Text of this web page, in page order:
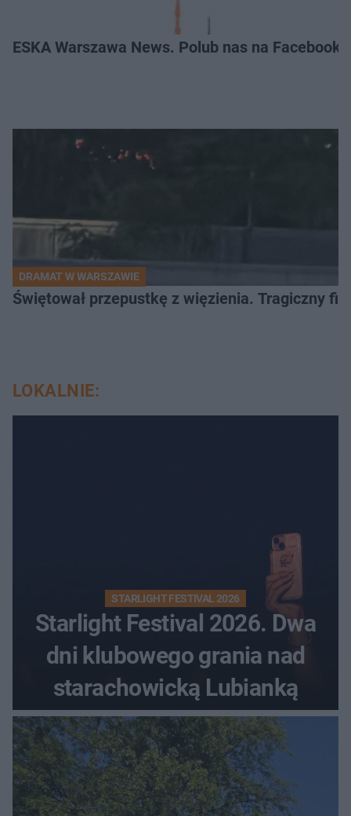
ESKA Warszawa News. Polub nas na
DRAMAT W WARSZAWIE
Świętował przepustkę z więzienia. Tragiczny
LOKALNIE:
STARLIGHT FESTIVAL 2026
Starlight Festival 2026. Dwa
dni klubowego grania nad
starachowicką Lubianką